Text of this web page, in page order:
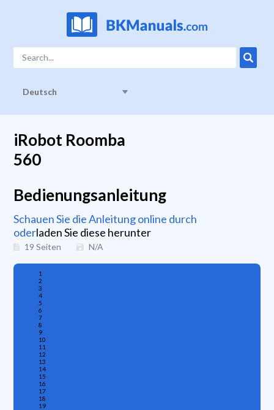
Deutsch
iRobot Roomba
560
Bedienungsanleitung
Schauen Sie die Anleitung online durch
oderladen Sie diese herunter
19 Seiten N/A
1
2
3
4
5
6
7
8
9
10
11
12
13
14
15
16
17
18
19